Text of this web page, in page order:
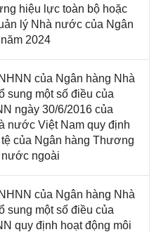
hiệu lực toàn bộ hoặc
lý Nhà nước của Ngân
2024
của Ngân hàng Nhà
sung một số điều của
ngày 30/6/2016 của
nước Việt Nam quy định
của Ngân hàng Thương
nước ngoài
của Ngân hàng Nhà
sung một số điều của
quy định hoạt động môi